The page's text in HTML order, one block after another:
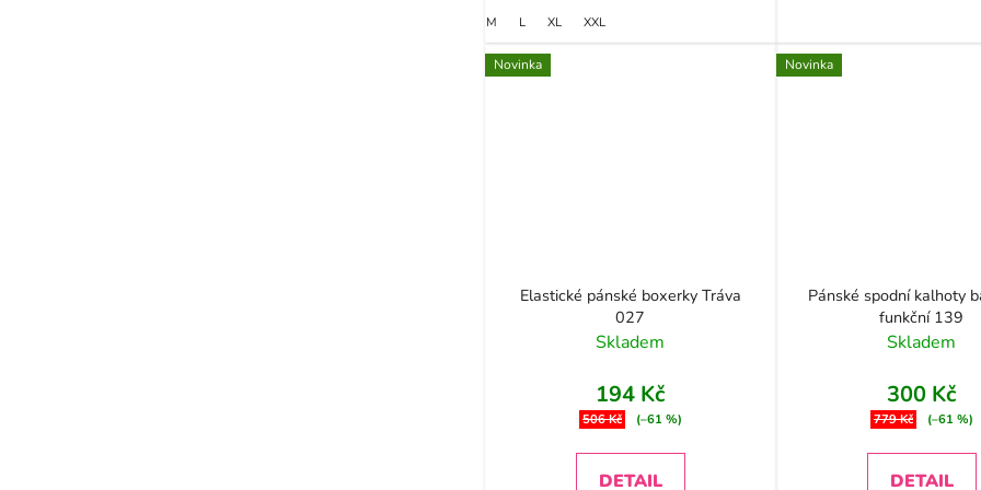
M L XL XXL
Novinka
Elastické pánské boxerky Tráva
027
Skladem
194 Kč
506 Kč (–61 %)
DETAIL
Novinka
Pánské spodní kalhoty
funkční 139
Skladem
300 Kč
779 Kč (–61 %)
DETAIL